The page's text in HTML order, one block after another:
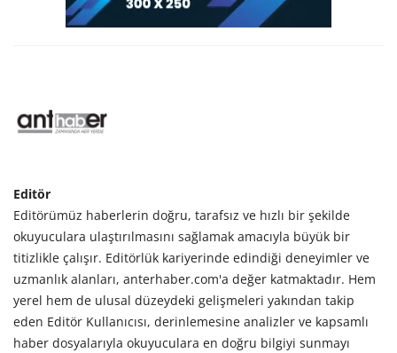
Editör
Editörümüz haberlerin doğru, tarafsız ve hızlı bir şekilde
okuyuculara ulaştırılmasını sağlamak amacıyla büyük bir
titizlikle çalışır. Editörlük kariyerinde edindiği deneyimler ve
uzmanlık alanları, anterhaber.com'a değer katmaktadır. Hem
yerel hem de ulusal düzeydeki gelişmeleri yakından takip
eden Editör Kullanıcısı, derinlemesine analizler ve kapsamlı
haber dosyalarıyla okuyuculara en doğru bilgiyi sunmayı